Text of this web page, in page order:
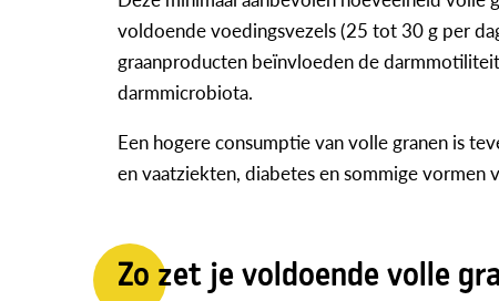
voldoende voedingsvezels (25 tot 30 g per
graanproducten beïnvloeden de
darmmicrobiota.
Een hogere consumptie van volle granen is
en vaatziekten, diabetes en sommige vormen
Zo zet je voldoende volle